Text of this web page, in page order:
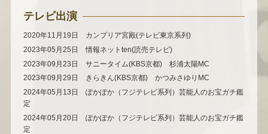
テレビ出演
2020年11月19日 カンブリア宮殿(テレビ東京系列)
2023年05月25日 情報ネットten(読売テレビ)
2023年09月23日 サニータイム(KBS京都) 杉浦太陽MC
2023年09月29日 きらきん(KBS京都) かつみさゆりMC
2024年05月13日 ぽかぽか（フジテレビ系列）芸能人のお宝ガチ鑑
定
2024年05月20日 ぽかぽか（フジテレビ系列）芸能人のお宝ガチ鑑
定